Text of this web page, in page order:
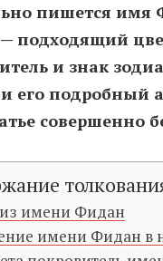
пишется имя
подходящий
и знак
его подробный
совершенно
имени Фидан
имени Фидан в